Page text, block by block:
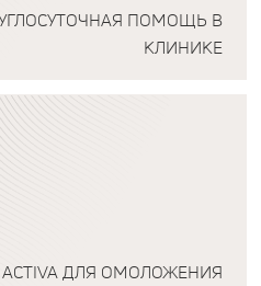
ПОМОЩЬ В
КЛИНИКЕ
ACTIVA ДЛЯ ОМОЛОЖЕНИЯ